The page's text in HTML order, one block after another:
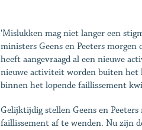
'Mislukken mag niet langer een
ministers Geens en Peeters
heeft aangevraagd al een nieuwe
nieuwe activiteit worden buiten het
binnen het lopende faillissement
Gelijktijdig stellen Geens en
faillissement af te wenden. Nu zijn